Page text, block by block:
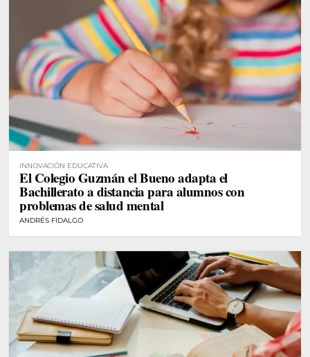
INNOVACIÓN EDUCATIVA
El Colegio Guzmán el Bueno adapta el
Bachillerato a distancia para alumnos con
problemas de salud mental
ANDRÉS FIDALGO